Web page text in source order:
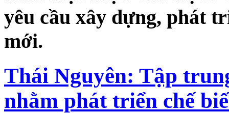
yêu cầu xây dựng, phát
mới.
Thái Nguyên: Tập
nhằm phát triển chế